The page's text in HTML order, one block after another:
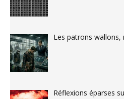
Les patrons wallons,
Réflexions éparses